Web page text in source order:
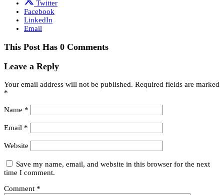
Twitter
Facebook
LinkedIn
Email
This Post Has 0 Comments
Leave a Reply
Your email address will not be published. Required fields are marked
*
Name *
Email *
Website
Save my name, email, and website in this browser for the next
time I comment.
Comment *